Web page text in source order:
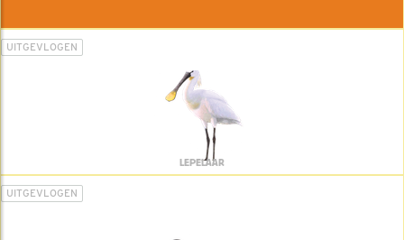
UITGEVLOGEN
LEPELAAR
UITGEVLOGEN